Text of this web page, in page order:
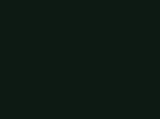
Oraret e Namazit në Gjermani